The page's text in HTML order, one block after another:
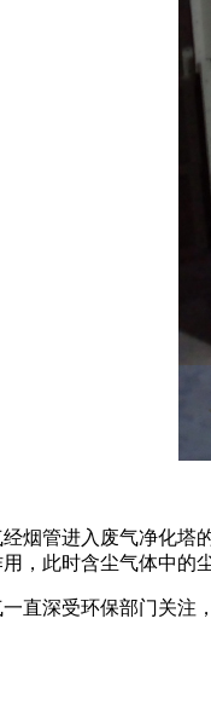
烟管进入废气净化塔
，此时含尘气体中的
直深受环保部门关注